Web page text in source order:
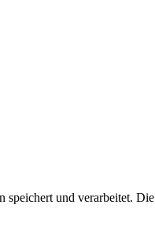
und verarbeitet. Die